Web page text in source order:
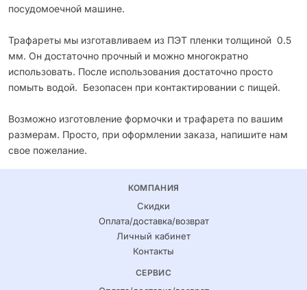
посудомоечной машине.
Трафареты мы изготавливаем из ПЭТ пленки толщиной 0.5
мм. Он достаточно прочный и можно многократно
использовать. После использования достаточно просто
помыть водой. Безопасен при контактировании с пищей.
Возможно изготовление формочки и трафарета по вашим
размерам. Просто, при оформлении заказа, напишите нам
свое пожелание.
КОМПАНИЯ
Скидки
Оплата/доставка/возврат
Личный кабинет
Контакты
СЕРВИС